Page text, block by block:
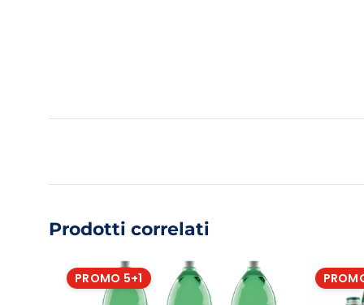
Prodotti correlati
PROMO 5+1